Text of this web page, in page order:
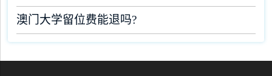
澳门大学留位费能退吗?